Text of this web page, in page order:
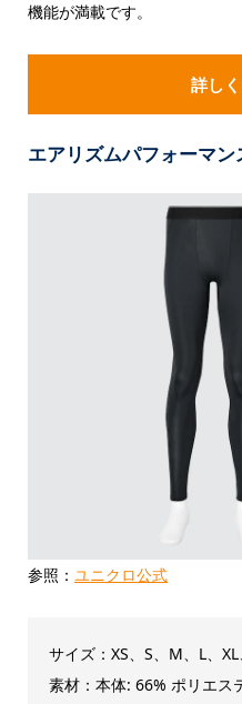
機能が満載です。
詳し
エアリズムパフォーマ
参照： ユニクロ公式
サイズ：XS、S、M、L、
素材：本体: 66% ポリエス